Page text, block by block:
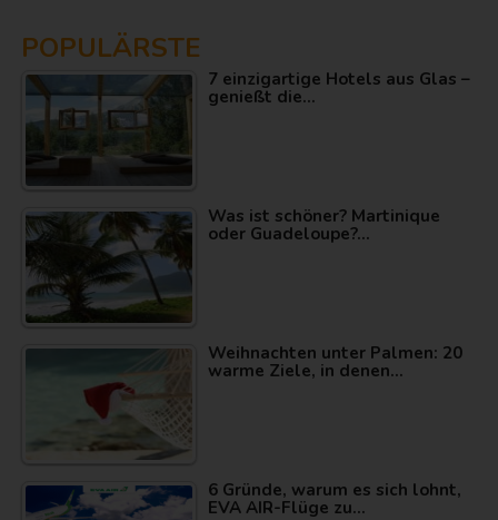
POPULÄRSTE
7 einzigartige Hotels aus Glas –
genießt die…
Was ist schöner? Martinique
oder Guadeloupe?…
Weihnachten unter Palmen: 20
warme Ziele, in denen…
6 Gründe, warum es sich lohnt,
EVA AIR-Flüge zu…